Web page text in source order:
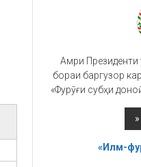
Амри Президенти
бораи баргузор
«Фурӯғи субҳи
«Илм-